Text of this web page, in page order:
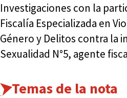
Investigaciones con la
Fiscalía Especializada en
Género y Delitos contra la
Sexualidad N°5, agente
Temas de la nota